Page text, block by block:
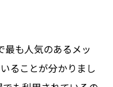
も人気のあるメッ
ることが分かりまし